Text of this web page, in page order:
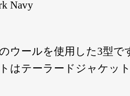
Navy
ウールを使用した3型で
はテーラードジャケッ